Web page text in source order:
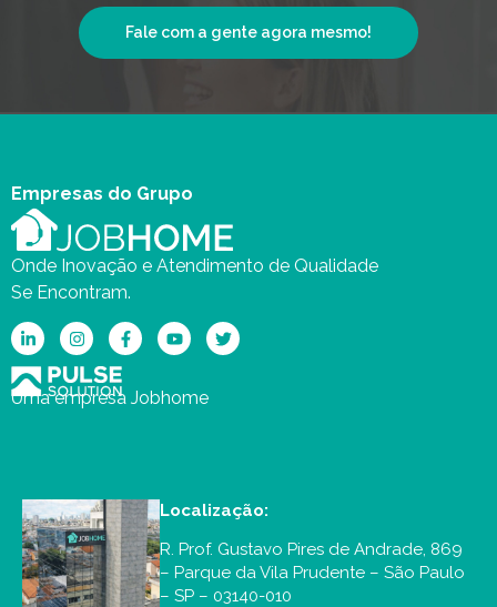
Fale com a gente agora mesmo!
Empresas do Grupo
Onde Inovação e Atendimento de Qualidade
Se Encontram.
Uma empresa Jobhome
Localização:
R. Prof. Gustavo Pires de Andrade, 869
– Parque da Vila Prudente – São Paulo
– SP – 03140-010